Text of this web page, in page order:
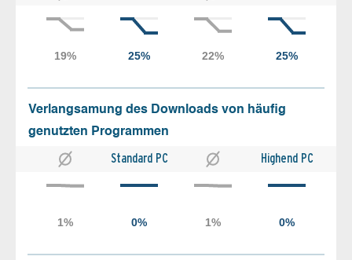
Verlangsamung des Downloads von häufig
genutzten Programmen
Standard PC Highend PC